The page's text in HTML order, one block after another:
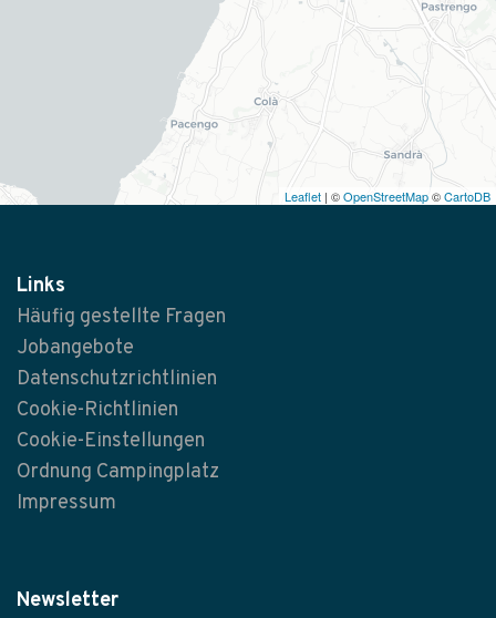
Leaflet | ©OpenStreetMap©CartoDB
Links
Häufig gestellte Fragen
Jobangebote
Datenschutzrichtlinien
Cookie-Richtlinien
Cookie-Einstellungen
Ordnung Campingplatz
Impressum
Newsletter